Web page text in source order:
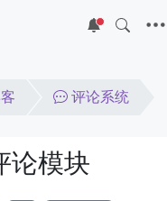
5
评论系统
模块